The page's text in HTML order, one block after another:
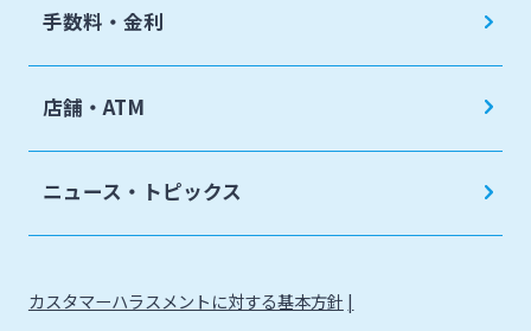
手数料・金利
店舗・ATM
ニュース・トピックス
カスタマーハラスメントに対する基本方針